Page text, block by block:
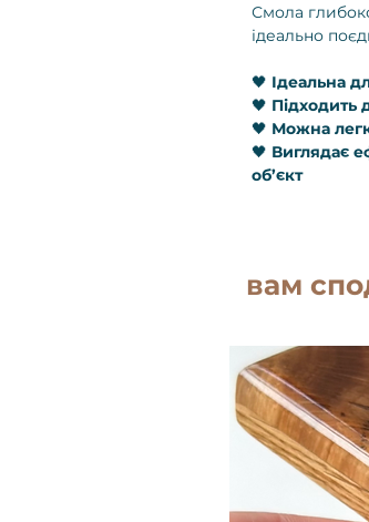
Смола
ідеально
🖤 Ідеальна
🖤 Підходить
🖤 Можна
🖤 Виглядає
об’єкт
вам